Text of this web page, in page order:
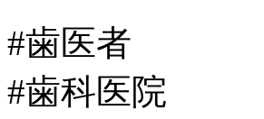
#歯医者
#歯科医院